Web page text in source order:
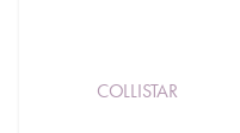
COLLISTAR